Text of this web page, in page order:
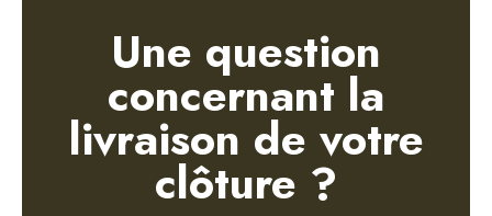
Une question
concernant la
livraison de votre
clôture ?